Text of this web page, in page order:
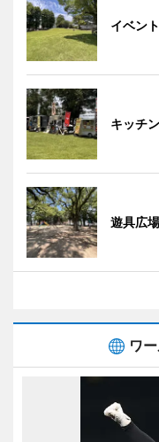
イベン
キッチ
遊具広場
ワ